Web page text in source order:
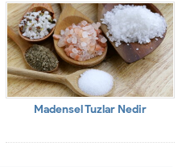
Madensel Tuzlar Nedir